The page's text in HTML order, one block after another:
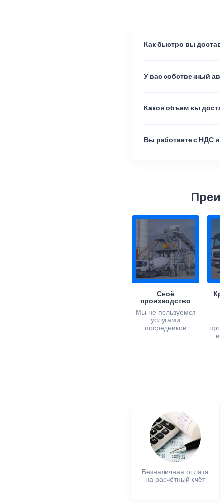
Как быстро вы
У вас собственный
Какой объем вы
Вы работаете с НДС
Своё
производство
Мы не пользуемся
услугами
посредников
Безналичная оплата
на расчётный счёт